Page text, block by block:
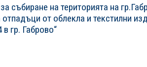
събиране на територията на
от облекла и текстилни
гр. Габрово“